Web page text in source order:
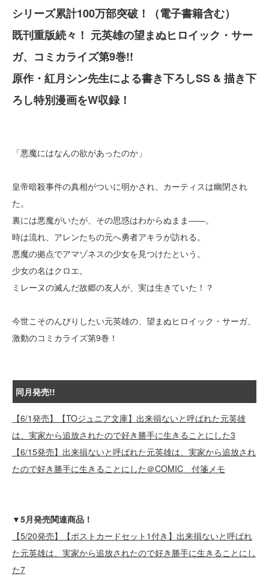
シリーズ累計100万部突破！（電子書籍含む）
既刊重版続々！ 元英雄の望まぬヒロイック・サー
ガ、コミカライズ第9巻!!
原作・紅月シン先生による書き下ろしSS & 描き下
ろし特別漫画をW収録！
「悪魔にはなんの欲があったのか」
皇帝暗殺事件の真相がついに明かされ、カーティスは幽閉され
た。
裏には悪魔がいたが、その思惑はわからぬまま――。
時は流れ、アレンたちの元へ勇者アキラが訪れる。
悪魔の拠点でアマゾネスの少女を見つけたという。
少女の名はクロエ。
ミレーヌの滅んだ故郷の友人が、実は生きていた！？
今世こそのんびりしたい元英雄の、望まぬヒロイック・サーガ、
激動のコミカライズ第9巻！
同月発売!!
【6/1発売】【TOジュニア文庫】出来損ないと呼ばれた元英雄
は、実家から追放されたので好き勝手に生きることにした3
【6/15発売】出来損ないと呼ばれた元英雄は、実家から追放され
たので好き勝手に生きることにした＠COMIC 付箋メモ
▼5月発売関連商品！
【5/20発売】【ポストカードセット1付き】出来損ないと呼ばれ
た元英雄は、実家から追放されたので好き勝手に生きることにし
た7